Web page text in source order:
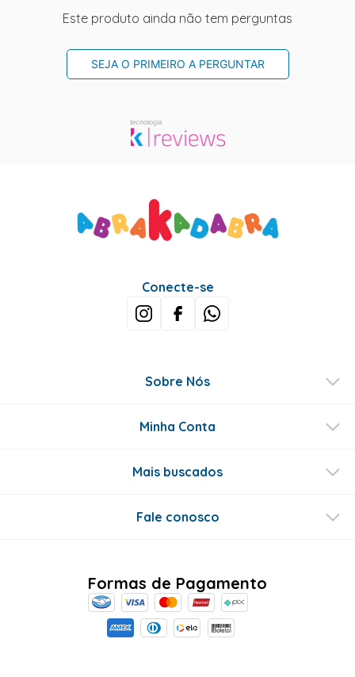
Este produto ainda não tem perguntas
SEJA O PRIMEIRO A PERGUNTAR
Conecte-se
Sobre Nós
Minha Conta
Mais buscados
Fale conosco
Formas de Pagamento